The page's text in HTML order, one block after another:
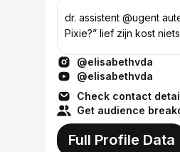
dr. assistent @ugent
Pixie?” lief zijn kost
@elisabethvda
@elisabethvda
Check contact
Get audience
Full Profile Data